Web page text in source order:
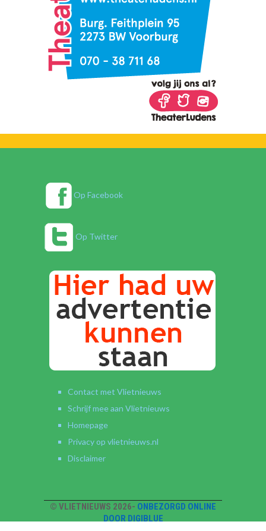
Op Facebook
Op Twitter
Contact met Vlietnieuws
Schrijf mee aan Vlietnieuws
Homepage
Privacy op vlietnieuws.nl
Disclaimer
© VLIETNIEUWS 2026- ONBEZORGD ONLINE
DOOR DIGIBLUE